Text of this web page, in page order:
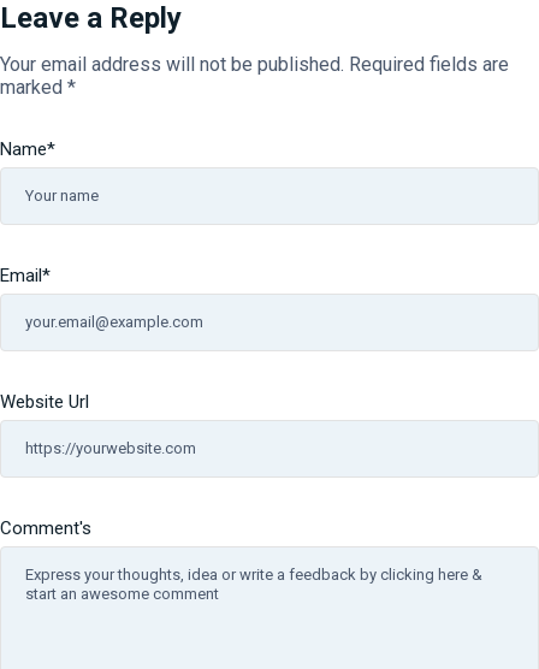
Leave a Reply
Your email address will not be published. Required fields are
marked *
Comment's
Name*
Email *
Website Url